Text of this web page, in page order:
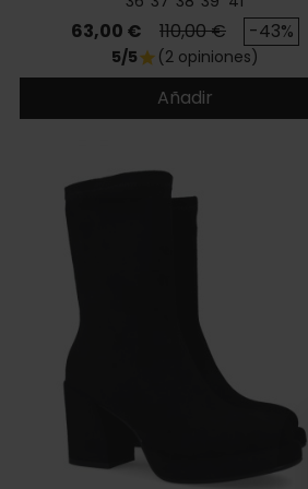
Precio
63,00 € Precio base
110,00 € -43%
5/5star (2 opiniones)
Añadir